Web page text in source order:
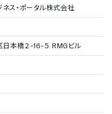
ト
中小企業としてご紹介してい
ネス・ポータル株式会社
本橋２-16-５ RMGビル